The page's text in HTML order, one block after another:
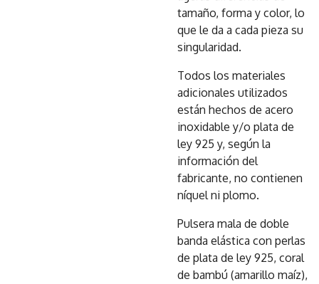
tamaño, forma y color, lo
que le da a cada pieza su
singularidad.
Todos los materiales
adicionales utilizados
están hechos de acero
inoxidable y/o plata de
ley 925 y, según la
información del
fabricante, no contienen
níquel ni plomo.
Pulsera mala de doble
banda elástica con perlas
de plata de ley 925, coral
de bambú (amarillo maíz),